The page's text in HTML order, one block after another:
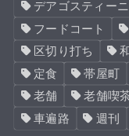
デアゴスティーニ
フードコート
区切り打ち
定食
帯屋町
老舗
老舗喫
車遍路
週刊